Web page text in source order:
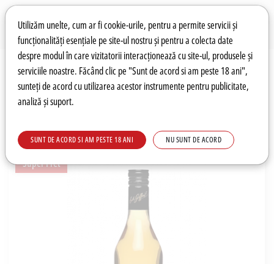
Preferințe pentru cookie-uri
Utilizăm unelte, cum ar fi cookie-urile, pentru a permite servicii și
funcționalități esențiale pe site-ul nostru și pentru a colecta date
despre modul în care vizitatorii interacționează cu site-ul, produsele și
serviciile noastre. Făcând clic pe "Sunt de acord si am peste 18 ani",
sunteți de acord cu utilizarea acestor instrumente pentru publicitate,
analiză și suport.
SUNT DE ACORD SI AM PESTE 18 ANI NU SUNT DE ACORD
Wishlist Autentificare
Super Pret